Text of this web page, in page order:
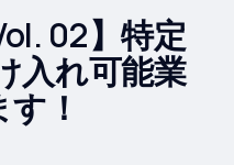
02】特定
入れ可能業
！